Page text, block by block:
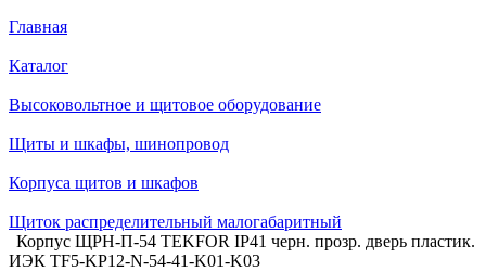
Главная
Каталог
Высоковольтное и щитовое оборудование
Щиты и шкафы, шинопровод
Корпуса щитов и шкафов
Щиток распределительный малогабаритный
Корпус ЩРН-П-54 TEKFOR IP41 черн. прозр. дверь пластик.
ИЭК TF5-KP12-N-54-41-K01-K03